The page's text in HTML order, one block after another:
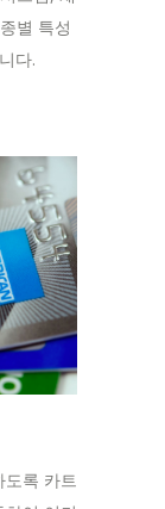
별 특성
다.
도록 카트